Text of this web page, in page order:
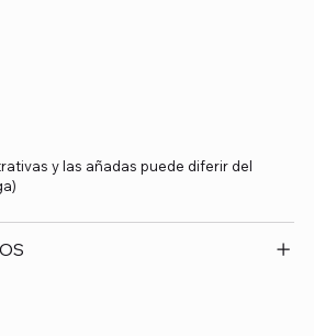
y las añadas puede diferir del